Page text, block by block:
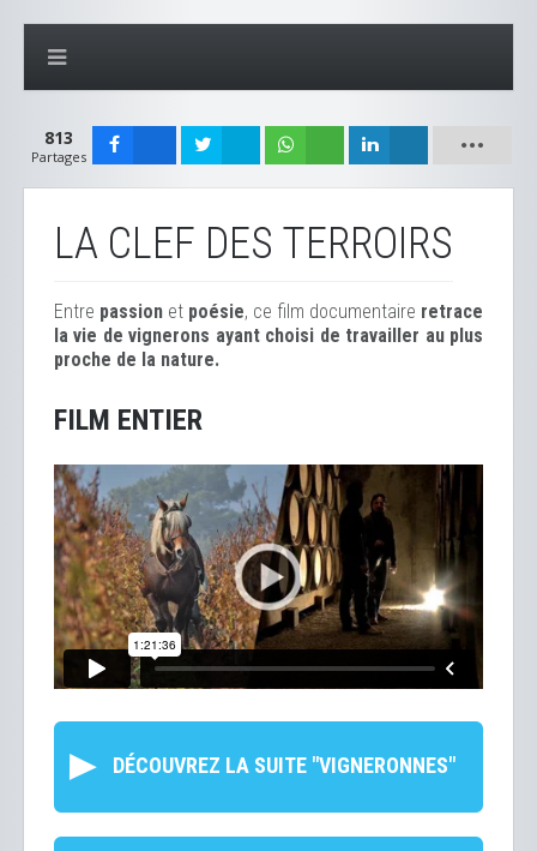
813
Partages
LA CLEF DES TERROIRS
Entre passion et poésie, ce film documentaire retrace
la vie de vignerons ayant choisi de travailler au plus
proche de la nature.
FILM ENTIER
DÉCOUVREZ LA SUITE "VIGNERONNES"